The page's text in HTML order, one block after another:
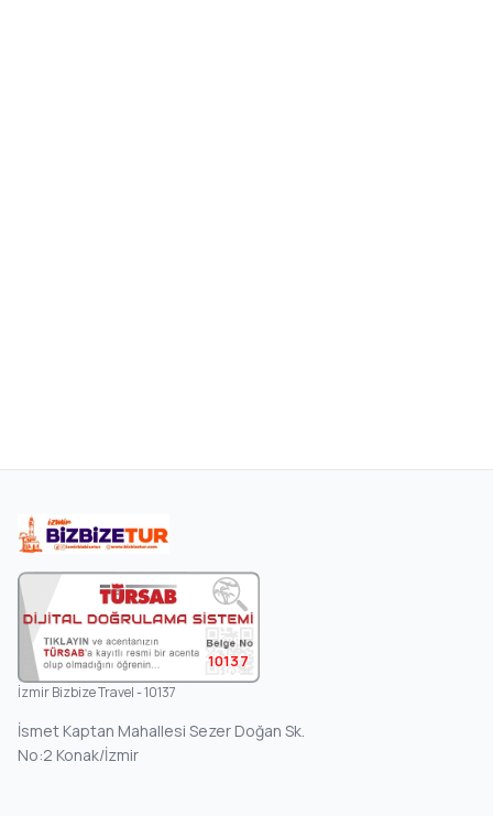
10137
İzmir Bizbize Travel - 10137
İsmet Kaptan Mahallesi Sezer Doğan Sk.
No:2 Konak/İzmir